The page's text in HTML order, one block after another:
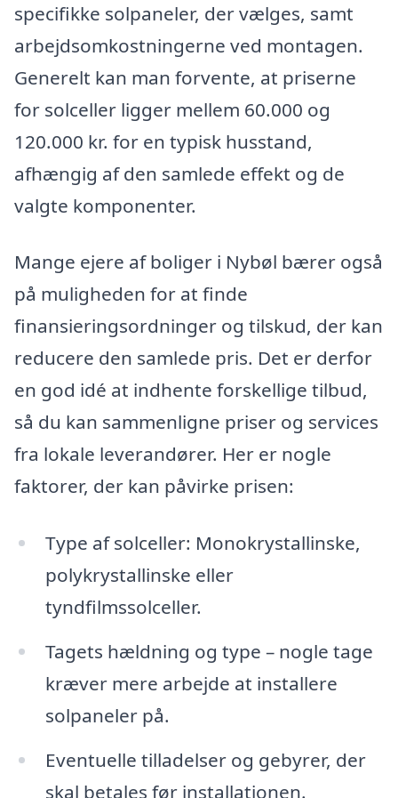
specifikke solpaneler, der vælges, samt
arbejdsomkostningerne ved montagen.
Generelt kan man forvente, at priserne
for solceller ligger mellem 60.000 og
120.000 kr. for en typisk husstand,
afhængig af den samlede effekt og de
valgte komponenter.
Mange ejere af boliger i Nybøl bærer også
på muligheden for at finde
finansieringsordninger og tilskud, der kan
reducere den samlede pris. Det er derfor
en god idé at indhente forskellige tilbud,
så du kan sammenligne priser og services
fra lokale leverandører. Her er nogle
faktorer, der kan påvirke prisen:
Type af solceller: Monokrystallinske,
polykrystallinske eller
tyndfilmssolceller.
Tagets hældning og type – nogle tage
kræver mere arbejde at installere
solpaneler på.
Eventuelle tilladelser og gebyrer, der
skal betales før installationen.